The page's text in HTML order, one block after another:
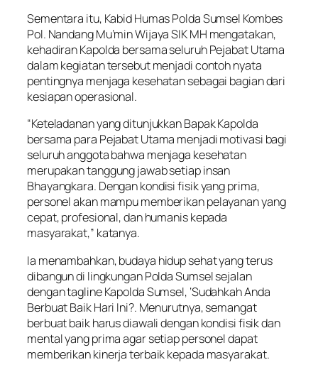
Sementara itu, Kabid Humas Polda Sumsel Kombes
Pol. Nandang Mu’min Wijaya SIK MH mengatakan,
kehadiran Kapolda bersama seluruh Pejabat Utama
dalam kegiatan tersebut menjadi contoh nyata
pentingnya menjaga kesehatan sebagai bagian dari
kesiapan operasional.
“Keteladanan yang ditunjukkan Bapak Kapolda
bersama para Pejabat Utama menjadi motivasi bagi
seluruh anggota bahwa menjaga kesehatan
merupakan tanggung jawab setiap insan
Bhayangkara. Dengan kondisi fisik yang prima,
personel akan mampu memberikan pelayanan yang
cepat, profesional, dan humanis kepada
masyarakat,” katanya.
Ia menambahkan, budaya hidup sehat yang terus
dibangun di lingkungan Polda Sumsel sejalan
dengan tagline Kapolda Sumsel, ‘Sudahkah Anda
Berbuat Baik Hari Ini?. Menurutnya, semangat
berbuat baik harus diawali dengan kondisi fisik dan
mental yang prima agar setiap personel dapat
memberikan kinerja terbaik kepada masyarakat.